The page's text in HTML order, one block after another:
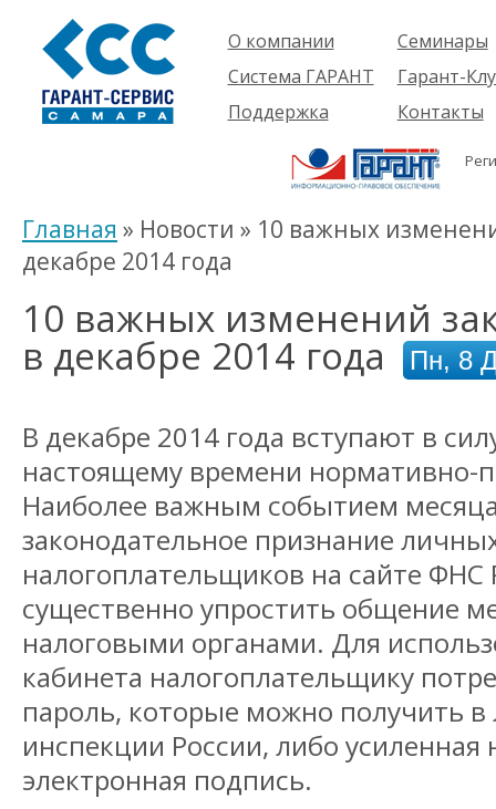
О компании
Компания
Проекты
Партнеры
Вакансии
Реквизиты
Информация
Система ГАРАНТ
О системе
решения
Комплекты
Новинки
История
Поддержка
Пользователям
Будущим
пользователям
Семинары
Об услуге
семинары
Гарант-
Контакты
Главная » Новости » 10 важных
декабре 2014 года
10 важных изменений
в декабре 2014 года Пн, 8
В декабре 2014 года вступают в
настоящему времени нормативно-
Наиболее важным событием
законодательное признание
налогоплательщиков на сайте
существенно упростить общение
налоговыми органами. Для
кабинета налогоплательщику
пароль, которые можно получить
инспекции России, либо
электронная подпись.